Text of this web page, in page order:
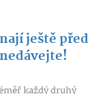
ještě před
každý druhý